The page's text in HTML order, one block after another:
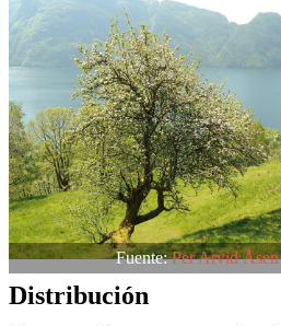
Fuente:Per Arvid Åsen
Distribución